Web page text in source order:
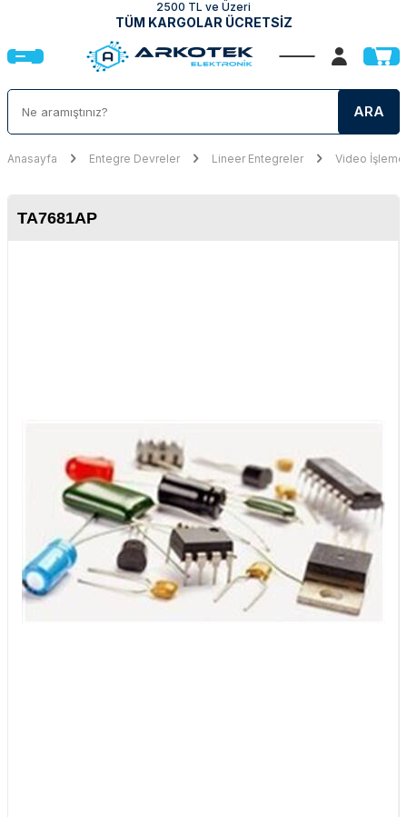
2500 TL ve Üzeri
TÜM KARGOLAR ÜCRETSİZ
ARA
Anasayfa Entegre Devreler Lineer Entegreler Video
TA7681AP